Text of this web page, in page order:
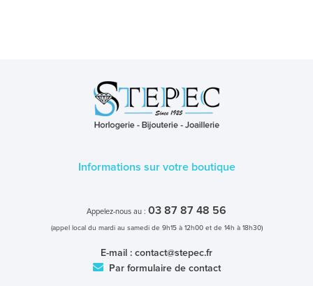
Informations sur votre boutique
Appelez-nous au : 03 87 87 48 56
(appel local du mardi au samedi de 9h15 à 12h00 et de 14h à 18h30)
E-mail : contact@stepec.fr
Par formulaire de contact